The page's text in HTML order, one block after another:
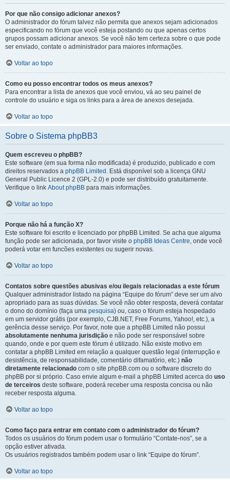
Por que não consigo adicionar anexos?
O administrador do fórum talvez não permita que anexos sejam adicionados
especificando no fórum que você esteja postando ou que apenas certos
grupos possam adicionar anexos. Se você não tem certeza sobre o que pode
ser enviado, contate o administrador para maiores informações.
Voltar ao topo
Como eu posso encontrar todos os meus anexos?
Para encontrar a lista de anexos que você enviou, vá ao seu painel de
controle do usuário e siga os links para a área de anexos desejada.
Voltar ao topo
Sobre o Sistema phpBB3
Quem escreveu o phpBB?
Este software (em sua forma não modificada) é produzido, publicado e com
direitos reservados a phpBB Limited . Está disponível sob a licença GNU
General Public Licence 2 (GPL-2.0) e pode ser distribuído gratuitamente.
Verifique o link About phpBB para mais informações.
Voltar ao topo
Porque não há a função X?
Este software foi escrito e licenciado por phpBB Limited. Se acha que alguma
função pode ser adicionada, por favor visite o phpBB Ideas Centre, onde você
poderá votar em funcões existentes ou sugerir novas.
Voltar ao topo
Contatos sobre questões abusivas e/ou ilegais relacionadas a este fórum
Qualquer administrador listado na página “Equipe do fórum” deve ser um alvo
apropriado para as suas dúvidas. Se você não obter resposta, deverá contatar
o dono do domínio (faça uma pesquisa) ou, caso o fórum esteja hospedado
em um servidor grátis (por exemplo, CJB.NET, Free Forums, Yahoo!, etc.), a
gerência desse serviço. Por favor, note que a phpBB Limited não possui
absolutamente nenhuma jurisdição e não pode ser responsável sobre
quando, onde e por quem este fórum é utilizado. Não existe motivo em
contatar a phpBB Limited em relação a qualquer questão legal (interrupção e
desistência, de responsabilidade, comentário difamatório, etc.) não
diretamente relacionado com o site phpBB.com ou o software discreto do
phpBB por si próprio. Caso envie algum e-mail a phpBB Limited acerca do uso
de terceiros deste software, poderá receber uma resposta concisa ou não
receber resposta alguma.
Voltar ao topo
Como faço para entrar em contato com o administrador do fórum?
Todos os usuários do fórum podem usar o formulário “Contate-nos”, se a
opção estiver ativada.
Os usuários registrados também podem usar o link “Equipe do fórum”.
Voltar ao topo